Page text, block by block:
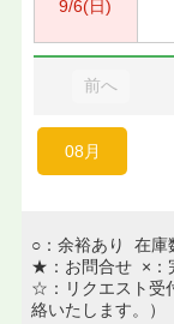
9/6(日)
前へ
08月
○：余裕あり 在庫
★：お問合せ ×：
☆：リクエスト受
絡いたします。）